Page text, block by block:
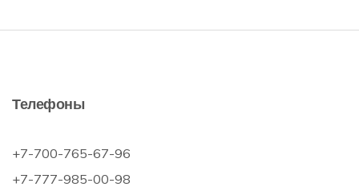
Телефоны
+7-700-765-67-96
+7-777-985-00-98